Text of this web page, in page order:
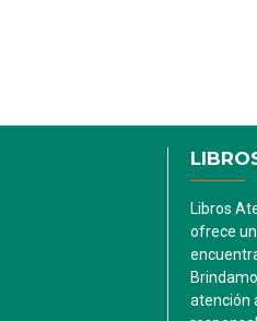
Libros
ofrece
atención